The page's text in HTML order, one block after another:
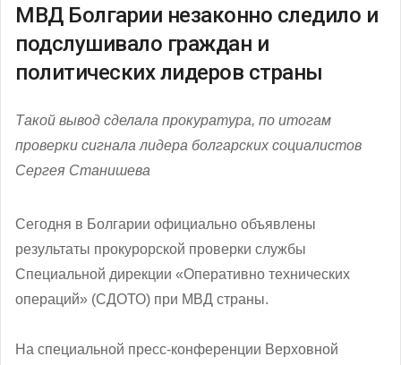
МВД Болгарии незаконно следило и
подслушивало граждан и
политических лидеров страны
Такой вывод сделала прокуратура, по итогам
проверки сигнала лидера болгарских социалистов
Сергея Станишева
Сегодня в Болгарии официально объявлены
результаты прокурорской проверки службы
Специальной дирекции «Оперативно технических
операций» (СДОТО) при МВД страны.
На специальной пресс-конференции Верховной